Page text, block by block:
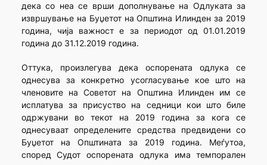
дека со неа се врши дополнување на Одлуката за
извршување на Буџетот на Општина Илинден за 2019
година, чија важност е за периодот од 01.01.2019
година до 31.12.2019 година.
Оттука, произлегува дека оспорената одлука се
однесува за конкретно усогласување кое што на
членовите на Советот на Општина Илинден им се
исплатува за присуство на седници кои што биле
одржувани во текот на 2019 година за кога се
однесуваат определените средства предвидени со
Буџетот на Општината за 2019 година. Меѓутоа,
според Судот оспорената одлука има темпорален